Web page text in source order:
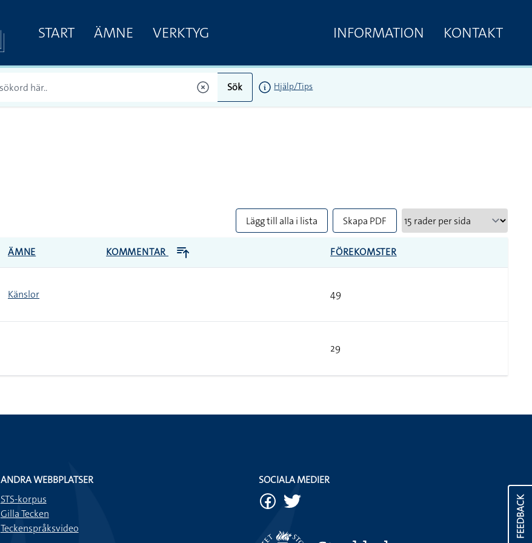
START ÄMNE VERKTYG INFORMATION KONTAKT
Sök Hjälp/Tips
Lägg till alla i lista Skapa PDF
ÄMNE KOMMENTAR FÖREKOMSTER
Känslor 49
29
FEEDBACK
ANDRA WEBBPLATSER
STS-korpus
Gilla Tecken
Teckenspråksvideo
SOCIALA MEDIER